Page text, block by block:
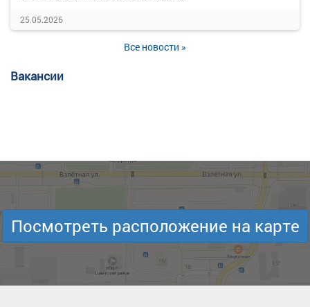
25.05.2026
Все новости »
Вакансии
Посмотреть расположение на карте